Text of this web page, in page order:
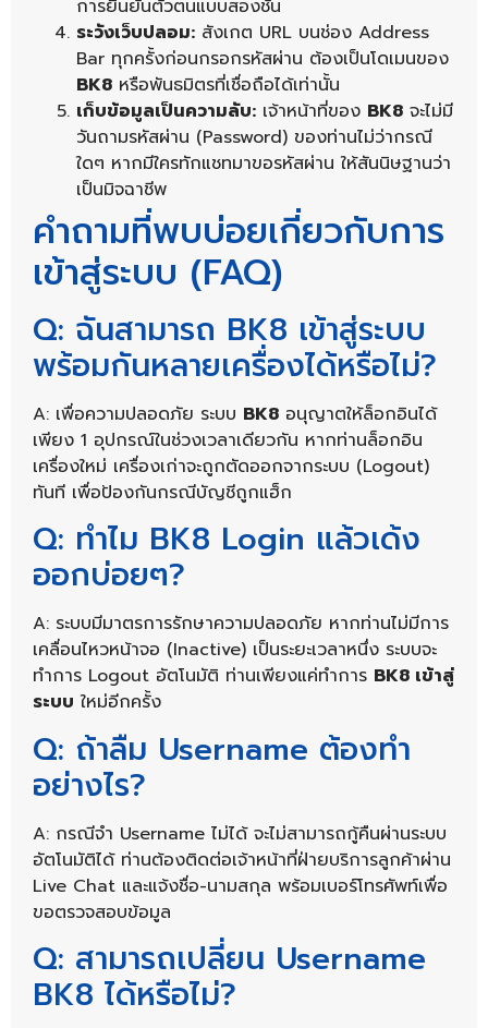
การยืนยันตัวตนแบบสองชั้น
ระวังเว็บปลอม: สังเกต URL บนช่อง Address
Bar ทุกครั้งก่อนกรอกรหัสผ่าน ต้องเป็นโดเมนของ
BK8 หรือพันธมิตรที่เชื่อถือได้เท่านั้น
เก็บข้อมูลเป็นความลับ: เจ้าหน้าที่ของ BK8 จะไม่มี
วันถามรหัสผ่าน (Password) ของท่านไม่ว่ากรณี
ใดๆ หากมีใครทักแชทมาขอรหัสผ่าน ให้สันนิษฐานว่า
เป็นมิจฉาชีพ
คำถามที่พบบ่อยเกี่ยวกับการ
เข้าสู่ระบบ (FAQ)
Q: ฉันสามารถ BK8 เข้าสู่ระบบ
พร้อมกันหลายเครื่องได้หรือไม่?
A: เพื่อความปลอดภัย ระบบ BK8 อนุญาตให้ล็อกอินได้
เพียง 1 อุปกรณ์ในช่วงเวลาเดียวกัน หากท่านล็อกอิน
เครื่องใหม่ เครื่องเก่าจะถูกตัดออกจากระบบ (Logout)
ทันที เพื่อป้องกันกรณีบัญชีถูกแฮ็ก
Q: ทำไม BK8 Login แล้วเด้ง
ออกบ่อยๆ?
A: ระบบมีมาตรการรักษาความปลอดภัย หากท่านไม่มีการ
เคลื่อนไหวหน้าจอ (Inactive) เป็นระยะเวลาหนึ่ง ระบบจะ
ทำการ Logout อัตโนมัติ ท่านเพียงแค่ทำการ BK8 เข้าสู่
ระบบ ใหม่อีกครั้ง
Q: ถ้าลืม Username ต้องทำ
อย่างไร?
A: กรณีจำ Username ไม่ได้ จะไม่สามารถกู้คืนผ่านระบบ
อัตโนมัติได้ ท่านต้องติดต่อเจ้าหน้าที่ฝ่ายบริการลูกค้าผ่าน
Live Chat และแจ้งชื่อ-นามสกุล พร้อมเบอร์โทรศัพท์เพื่อ
ขอตรวจสอบข้อมูล
Q: สามารถเปลี่ยน Username
BK8 ได้หรือไม่?